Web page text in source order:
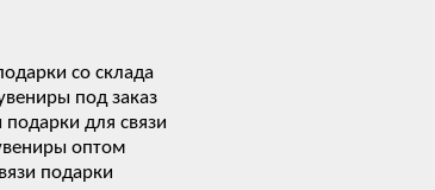
со склада
под заказ
для связи
оптом
подарки